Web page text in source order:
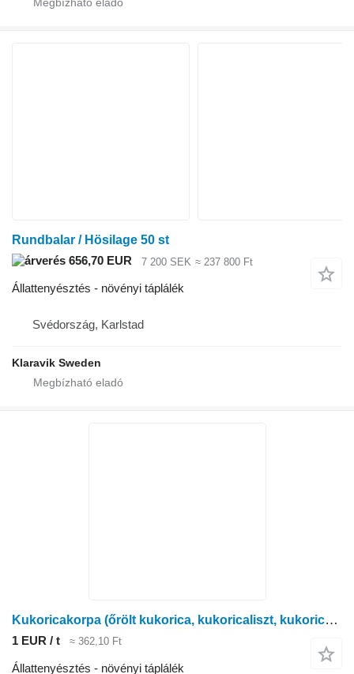
Rundbalar / Hösilage 50 st
656,70 EUR
7 200 SEK ≈ 237 800 Ft
Állattenyésztés - növényi táplálék
Svédország, Karlstad
Klaravik Sweden
Kukoricakorpa (őrölt kukorica, kukoricaliszt, kukoricakeverék)
1 EUR / t ≈ 362,10 Ft
Állattenyésztés - növényi táplálék